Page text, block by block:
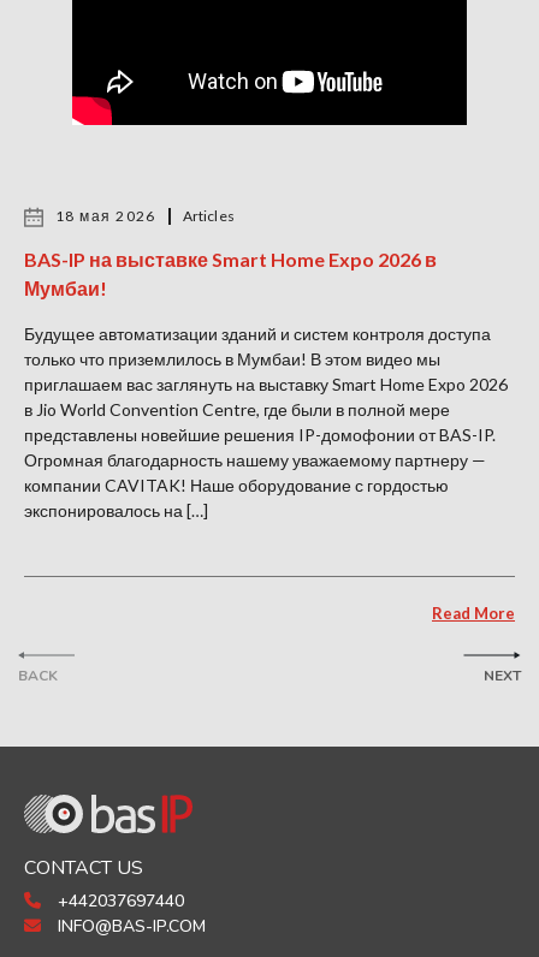
BACK
18 мая 2026 Articles
BAS-IP на выставке Smart Home Expo 2026 в
Мумбаи!
Будущее автоматизации зданий и систем контроля доступа
только что приземлилось в Мумбаи! В этом видео мы
приглашаем вас заглянуть на выставку Smart Home Expo 2026
в Jio World Convention Centre, где были в полной мере
представлены новейшие решения IP-домофонии от BAS-IP.
Огромная благодарность нашему уважаемому партнеру —
компании CAVITAK! Наше оборудование с гордостью
экспонировалось на […]
Read More
NEXT
CONTACT US
+442037697440
INFO@BAS-IP.COM